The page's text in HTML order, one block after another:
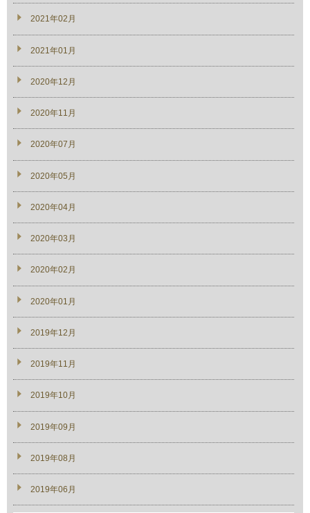
2021年02月
2021年01月
2020年12月
2020年11月
2020年07月
2020年05月
2020年04月
2020年03月
2020年02月
2020年01月
2019年12月
2019年11月
2019年10月
2019年09月
2019年08月
2019年06月